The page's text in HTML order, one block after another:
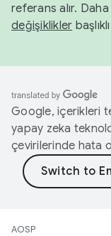
referans alır.
değişiklikler
Google, içerikleri
yapay zeka
çevirilerinde hata
AOSP